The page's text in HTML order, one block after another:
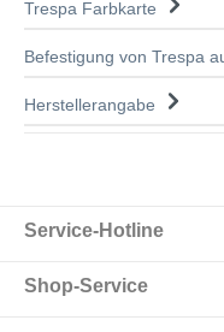
Trespa Farbkarte
Befestigung von Trespa
Herstellerangabe
Service-Hotline
Shop-Service